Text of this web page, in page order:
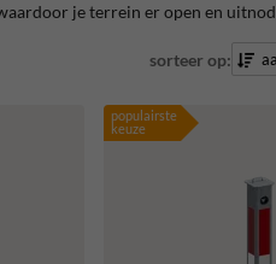
je terrein er open en
sorteer op:
populairste
keuze